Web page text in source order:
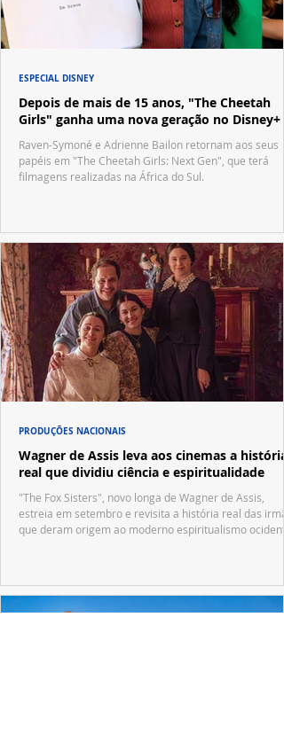
Depois de mais de 15 anos, "The Cheetah
Girls" ganha uma nova geração no Disney+
Raven-Symoné e Adrienne Bailon retornam aos seus
papéis em "The Cheetah Girls: Next Gen", que terá
filmagens realizadas na África do Sul.
ESPECIAL DISNEY
Wagner de Assis leva aos cinemas a história
real que dividiu ciência e espiritualidade
"The Fox Sisters", novo longa de Wagner de Assis,
estreia em setembro e revisita a história real das
que deram origem ao moderno espiritualismo
PRODUÇÕES NACIONAIS